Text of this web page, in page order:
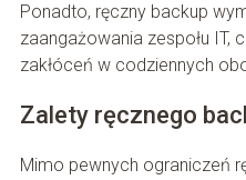
Ponadto, ręczny backup
zaangażowania zespołu IT,
zakłóceń w codziennych
Zalety ręcznego
Mimo pewnych ograniczeń